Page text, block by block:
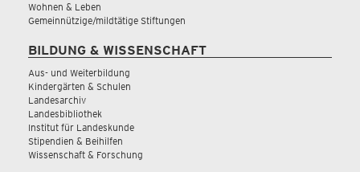
Wohnen & Leben
Gemeinnützige/mildtätige Stiftungen
BILDUNG & WISSENSCHAFT
Aus- und Weiterbildung
Kindergärten & Schulen
Landesarchiv
Landesbibliothek
Institut für Landeskunde
Stipendien & Beihilfen
Wissenschaft & Forschung